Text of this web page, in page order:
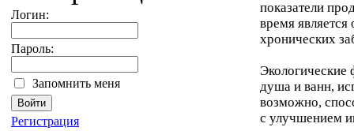
Логин:
Пароль:
Запомнить меня
Регистрация
показатели
время
хронических
Экологические
душа и ванн,
возможно,
с улучшением